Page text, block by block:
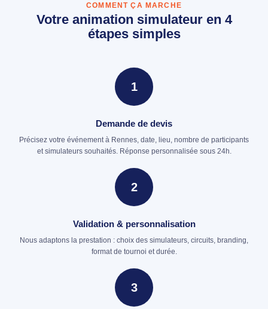
COMMENT ÇA MARCHE
Votre animation simulateur en 4
étapes simples
1
Demande de devis
Précisez votre événement à Rennes, date, lieu, nombre de participants
et simulateurs souhaités. Réponse personnalisée sous 24h.
2
Validation & personnalisation
Nous adaptons la prestation : choix des simulateurs, circuits, branding,
format de tournoi et durée.
3